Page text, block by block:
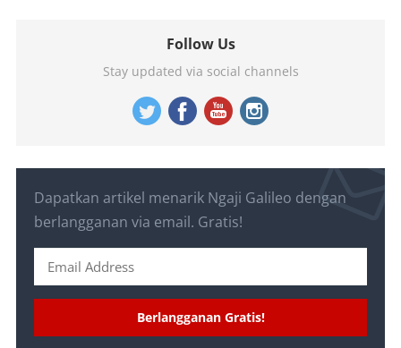
Follow Us
Stay updated via social channels
Dapatkan artikel menarik Ngaji Galileo dengan
berlangganan via email. Gratis!
Berlangganan Gratis!